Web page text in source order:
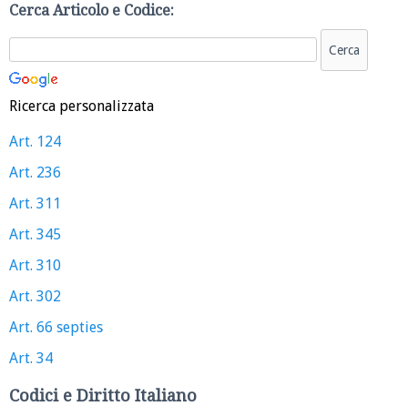
Cerca Articolo e Codice:
Ricerca personalizzata
Art. 124
Art. 236
Art. 311
Art. 345
Art. 310
Art. 302
Art. 66 septies
Art. 34
Codici e Diritto Italiano